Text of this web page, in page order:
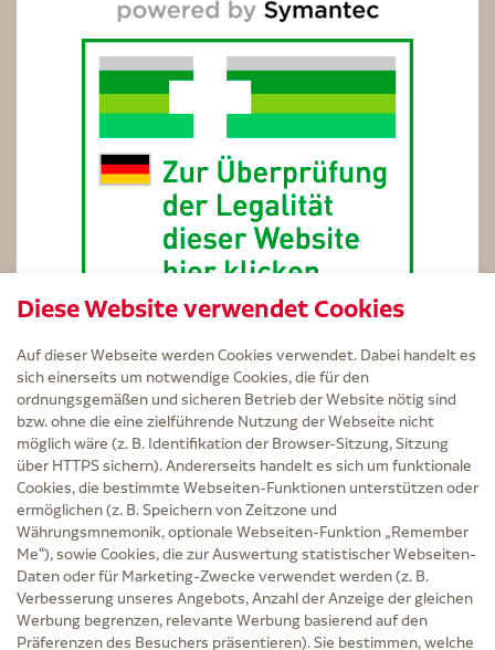
Service
Versand und Lieferzeit
Kontakt
FAQ
AGB
Cookie-Einstellungen
Datenschutz
Erklärung zur Barrierefreiheit
Widerruf
Impressum
Diese Website verwendet Cookies
Auf dieser Webseite werden Cookies verwendet. Dabei handelt es
sich einerseits um notwendige Cookies, die für den
ordnungsgemäßen und sicheren Betrieb der Website nötig sind
bzw. ohne die eine zielführende Nutzung der Webseite nicht
möglich wäre (z. B. Identifikation der Browser-Sitzung, Sitzung
über HTTPS sichern). Andererseits handelt es sich um funktionale
Cookies, die bestimmte Webseiten-Funktionen unterstützen oder
ermöglichen (z. B. Speichern von Zeitzone und
Währungsmnemonik, optionale Webseiten-Funktion „Remember
Me“), sowie Cookies, die zur Auswertung statistischer Webseiten-
Daten oder für Marketing-Zwecke verwendet werden (z. B.
Verbesserung unseres Angebots, Anzahl der Anzeige der gleichen
Werbung begrenzen, relevante Werbung basierend auf den
Präferenzen des Besuchers präsentieren). Sie bestimmen, welche